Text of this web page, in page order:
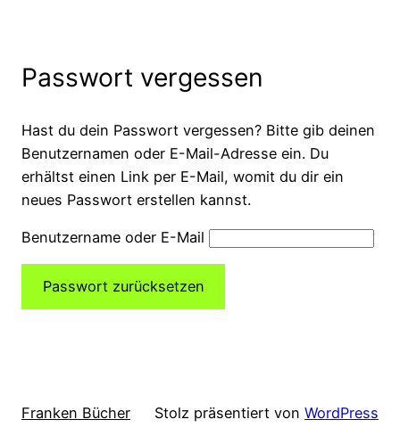
Passwort vergessen
Hast du dein Passwort vergessen? Bitte gib deinen
Benutzernamen oder E-Mail-Adresse ein. Du
erhältst einen Link per E-Mail, womit du dir ein
neues Passwort erstellen kannst.
Benutzername oder E-Mail
Passwort zurücksetzen
Franken Bücher Stolz präsentiert von WordPress